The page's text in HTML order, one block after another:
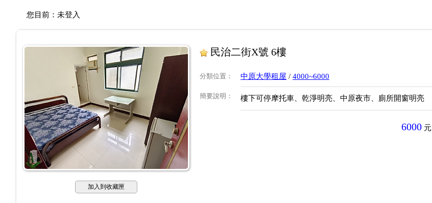
您目前： 未登入
加入到收藏匣
民治二街X號 6樓
分類位置 ： 中原大學租屋 / 4000~6000
簡要說明 ： 樓下可停摩托車、乾淨明亮、中原夜市、廁所開窗明亮
6000元